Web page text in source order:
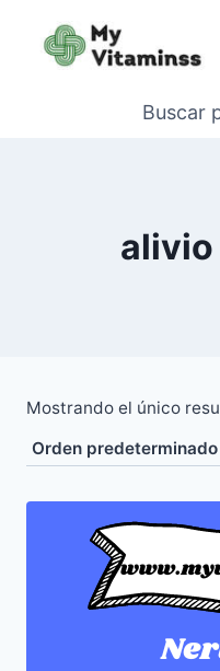
contenido
Buscar
alivio
Mostrando el único